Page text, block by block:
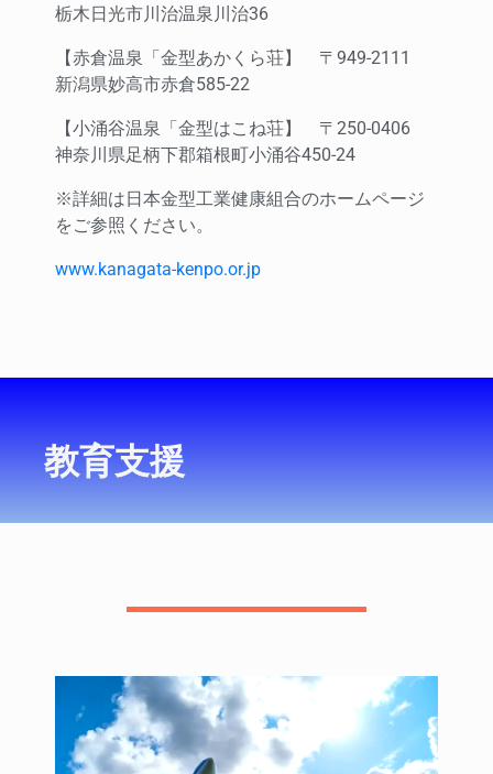
栃木日光市川治温泉川治36
【赤倉温泉「金型あかくら荘】 〒949-2111
新潟県妙高市赤倉585-22
【小涌谷温泉「金型はこね荘】 〒250-0406
神奈川県足柄下郡箱根町小涌谷450-24
※詳細は日本金型工業健康組合のホームページ
をご参照ください。
www.kanagata-kenpo.or.jp
教育支援